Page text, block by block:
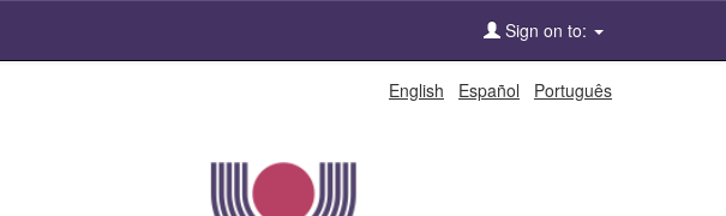
Sign on to:
English Español Português